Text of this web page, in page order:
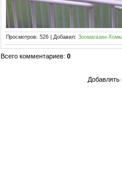
Просмотров: 526| Добавил: Зоомагазин-
Всего комментариев: 0
Добавлять